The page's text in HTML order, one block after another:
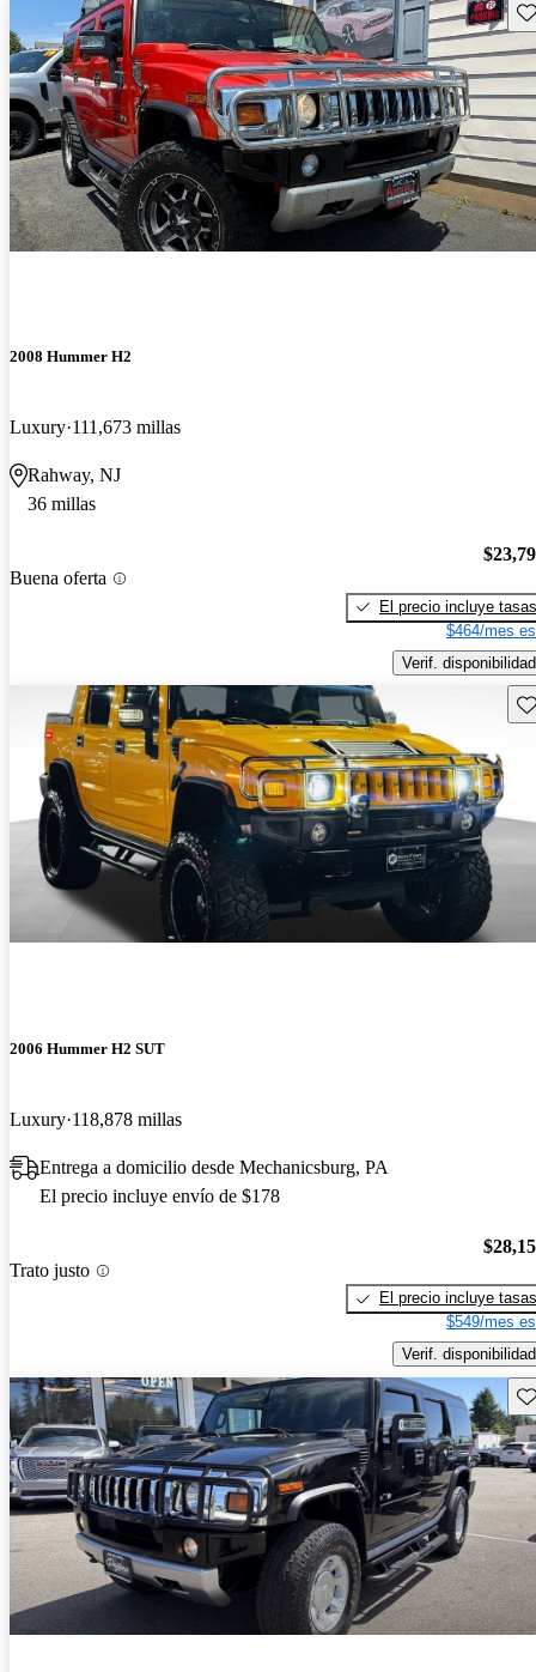
2008 Hummer H2
Luxury 111,673 millas
Rahway, NJ
36 millas
Buena oferta
El precio incluye tasas
$464/mes
Verif. disponibilidad
2006 Hummer H2 SUT
Luxury 118,878 millas
Entrega a domicilio desde Mechanicsburg, PA
El precio incluye envío de $178
Trato justo
El precio incluye tasas
$549/mes
Verif. disponibilidad